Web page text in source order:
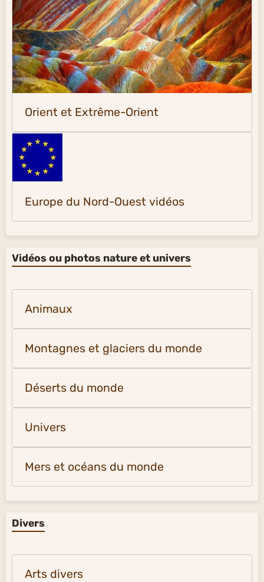
Orient et Extrême-Orient
Europe du Nord-Ouest vidéos
Vidéos ou photos nature et univers
Animaux
Montagnes et glaciers du monde
Déserts du monde
Univers
Mers et océans du monde
Divers
Arts divers